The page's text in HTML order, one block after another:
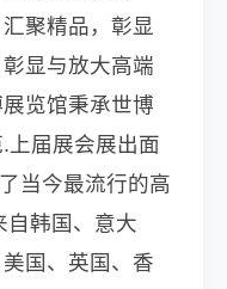
聚精品，彰显
显与放大高端
览馆秉承世博
上届展会展出面
当今最流行的高
自韩国、意大
国、英国、香